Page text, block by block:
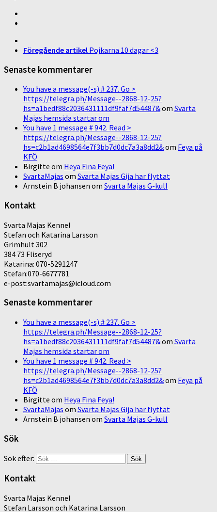
Föregående artikel Pojkarna 10 dagar <3
Senaste kommentarer
You have a message(-s) # 237. Go >
https://telegra.ph/Message--2868-12-25?
hs=a1bedf88c2036431111df9faf7d54487&om Svarta
Majas hemsida startar om
You have 1 message # 942. Read >
https://telegra.ph/Message--2868-12-25?
hs=c2b1ad4698564e7f3bb7d0dc7a3a8dd2&om Feya på
KFÖ
Birgitte om Heya Fina Feya!
SvartaMajas om Svarta Majas Gija har flyttat
Arnstein B johansen om Svarta Majas G-kull
Kontakt
Svarta Majas Kennel
Stefan och Katarina Larsson
Grimhult 302
384 73 Fliseryd
Katarina: 070-5291247
Stefan:070-6677781
e-post:svartamajas@icloud.com
Senaste kommentarer
You have a message(-s) # 237. Go >
https://telegra.ph/Message--2868-12-25?
hs=a1bedf88c2036431111df9faf7d54487&om Svarta
Majas hemsida startar om
You have 1 message # 942. Read >
https://telegra.ph/Message--2868-12-25?
hs=c2b1ad4698564e7f3bb7d0dc7a3a8dd2&om Feya på
KFÖ
Birgitte om Heya Fina Feya!
SvartaMajas om Svarta Majas Gija har flyttat
Arnstein B johansen om Svarta Majas G-kull
Sök
Sök efter:
Kontakt
Svarta Majas Kennel
Stefan Larsson och Katarina Larsson